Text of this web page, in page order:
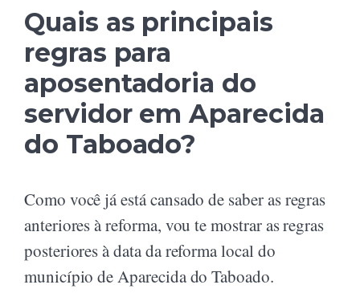
Quais as principais
regras para
aposentadoria do
servidor em Aparecida
do Taboado?
Como você já está cansado de saber as regras
anteriores à reforma, vou te mostrar as regras
posteriores à data da reforma local do
município de Aparecida do Taboado.